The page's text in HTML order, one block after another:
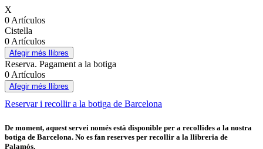
X
0 Artículos
Cistella
0 Artículos
Afegir més llibres
Reserva. Pagament a la botiga
0 Artículos
Afegir més llibres
Reservar i recollir a la botiga de Barcelona
De moment, aquest servei només està disponible per a recollides a la nostra
botiga de Barcelona. No es fan reserves per recollir a la llibreria de
Palamós.